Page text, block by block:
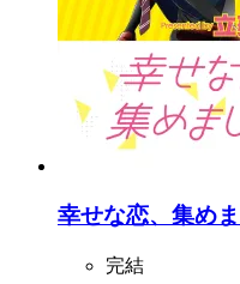
幸せな恋、集め
完結